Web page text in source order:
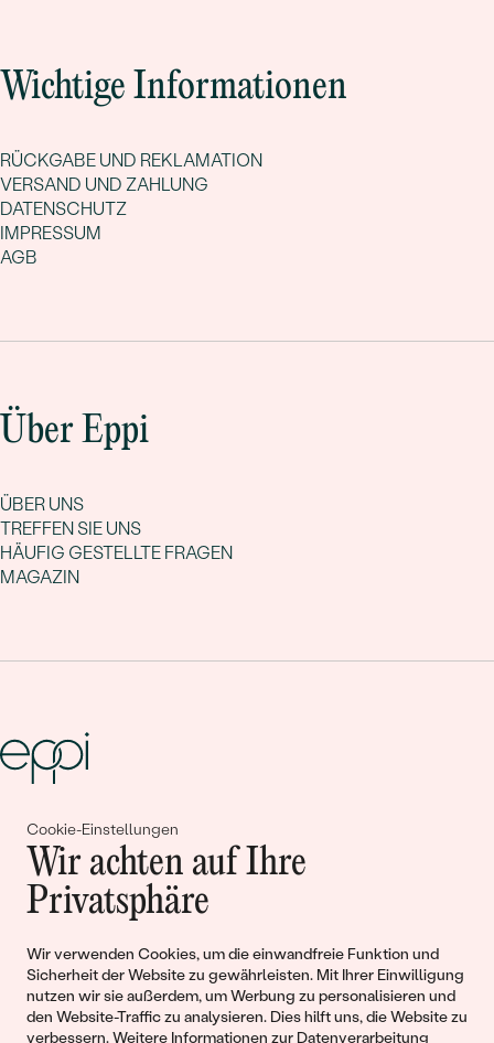
Cookie-Einstellungen
Wir achten auf Ihre
Privatsphäre
Wir verwenden Cookies, um die einwandfreie Funktion und
Sicherheit der Website zu gewährleisten. Mit Ihrer Einwilligung
nutzen wir sie außerdem, um Werbung zu personalisieren und
den Website-Traffic zu analysieren. Dies hilft uns, die Website zu
verbessern. Weitere Informationen zur Datenverarbeitung
Wichtige Informationen
RÜCKGABE UND REKLAMATION
VERSAND UND ZAHLUNG
DATENSCHUTZ
IMPRESSUM
AGB
Über Eppi
ÜBER UNS
TREFFEN SIE UNS
HÄUFIG GESTELLTE FRAGEN
MAGAZIN
Gemeinsam erschaffen wir
Geschichten von Schönheit und
Liebe
Begleiten Sie uns!